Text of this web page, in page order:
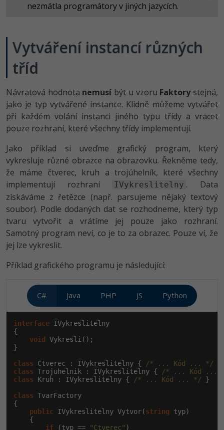
nezmátla programátory v jiných jazycích.
Vytváření instancí různých
tříd
Návratová hodnota nemusí být u vzoru Faktorystejná,
jako je typ vytvářené instance. Klidně můžeme vytvářet
při každém volání instanci jiného typu třídy a vracet
pouze rozhraní, které všechny třídy implementují.
Jako příklad si uveďme grafický program, který
vykresluje různé obrazce na obrazovku. Řekněme tedy,
že máme čtverec, kruh a trojúhelník, které všechny
implementují rozhraní
IVykreslitelny . Data
získáváme z řetězce (např. parsujeme nějaký textový
soubor). Podle dodaných dat se rozhodneme, který typ
tvaru vytvořit a vrátíme jej pouze jako rozhraní.
Samotný program neví, co je to za obrazec. Pouze ví, že
jej lze vykreslit.
Příklad grafického programu je následující:
C# Java PHP JS Python
interface IVykreslitelny
{
void
Vykresli();
}
class Ctverec : IVykreslitelny { /* ... Kód ... */
class Trojuhelnik : IVykreslitelny {
/* ... Kód ...
class Kruh : IVykreslitelny { /* ... Kód ... */ }
class TvarFactory
{
public IVykreslitelny Vytvor(string typ)
    {
if (typ == "Ctverec" )